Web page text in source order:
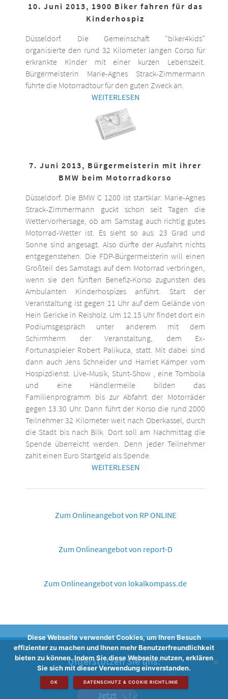
10. Juni 2013, 1900 Biker fahren für das
Kinderhospiz
Düsseldorf. Die Gemeinschaft "biker4kids"
organisierte den rund 32 Kilometer langen Corso für
erkrankte Kinder mit einer kurzen Lebenszeit.
Bürgermeisterin Marie-Agnes Strack-Zimmermann
führte die Motorradtour für den guten Zweck an.
WEITERLESEN
7. Juni 2013, Bürgermeisterin mit ihrer
BMW beim Motorradkorso
Düsseldorf. Die BMW C 1200 ist startklar. Marie-Agnes
Strack-Zimmermann guckt schon seit Tagen die
Wettervorhersage, ob am Samstag auch richtig gutes
Motorrad-Wetter ist. Es sieht so aus: 23 Grad und
Sonne sind angesagt. Also dürfte der Ausfahrt nichts
entgegenstehen. Die FDP-Bürgermeisterin will einen
Großteil des Samstags auf dem Motorrad verbringen,
wenn sie den fünften Benefiz-Korso zugunsten des
Ambulanten Kinderhospizes anführt. Start der
Veranstaltung ist gegen 11 Uhr auf dem Gelände von
Hein Gericke in Reisholz. Um 12.15 Uhr findet dort ein
Podiumsgespräch unter anderem mit dem
Schirmherrn der Veranstaltung, dem Ex-
Fortunaspieler Robert Palikuca, statt. Mit dabei sind
dann auch Jens Schneider und Harriet Kämper vom
Hospizdienst. Live-Musik, Stunt-Show , eine Tombola
und eine Händlermeile bilden das
Familienprogramm bis zur Abfahrt der Motorräder
gegen 13.30 Uhr. Dann führt der Korso die rund 2000
Teilnehmer 32 Kilometer weit nach Oberkassel, durch
die Stadt bis nach Bilk. Dort soll am Nachmittag die
Spende überreicht werden. Denn jeder Teilnehmer
zahlt einen Euro Startgeld als Spende.
WEITERLESEN
Zum Onlineangebot von RP ONLINE
Zum Onlineangebot von report-D
Zum Onlineangebot von lokalkompass.de
Unterstützen Sie uns:
Diese Webseite verwendet Cookies, um Ihren Besuch
effizienter zu machen und Ihnen mehr Benutzerfreundlichkeit
bieten zu können. Indem Sie diese Webseite nutzen, erklären
Sie sich mit dieser Verwendung einverstanden.
OK DATENSCHUTZ & COOKIE RICHTLINIE